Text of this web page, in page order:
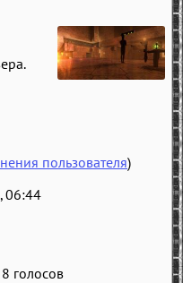
пользователя)
06:44
8 голосов